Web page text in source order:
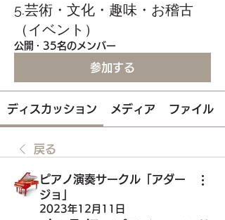
5.芸術・文化・趣味・お稽古
（イベント）
公開 · 35名のメンバー
参加する
ディスカッション メディア ファイル
戻る
ピアノ演奏サークル「アダー
ジョ」
2023年12月11日